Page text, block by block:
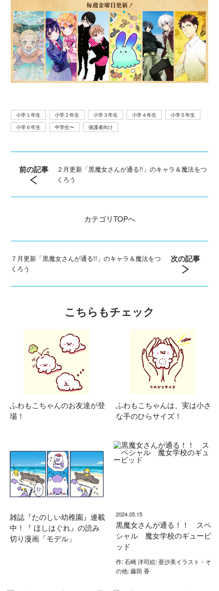
小学１年生 小学２年生 小学３年生 小学４年生
小学５年生
小学６年生
中学生〜 保護者向け
前の記事
２月更新「黒魔女さんが通る!!」のキャラ＆魔法をつ
くろう
カテゴリTOPへ
７月更新「黒魔女さんが通る!!」のキャラ＆魔法をつ
くろう
次の記事
こちらもチェック
ふわもこちゃんのお友達が登
場！
ふわもこちゃんは、実は小さ
な手のひらサイズ！
雑誌『たのしい幼稚園』連載
中！『 ほしはぐれ』の読み
切り漫画「モデル」
2024.05.15
黒魔女さんが通る！！ スペ
シャル 魔女学校のギュービ
ッド
作: 石崎 洋司絵: 亜沙美イラスト・そ
の他: 藤田 香